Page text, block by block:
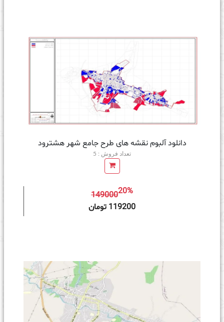
دانلود آلبوم نقشه های طرح جامع شهر هشترود
تعداد فروش : 5
14900020%
119200 تومان